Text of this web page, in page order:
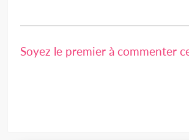
Soyez le premier à commenter